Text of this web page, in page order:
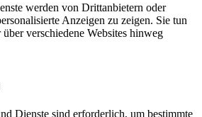
werden von Drittanbietern oder
Anzeigen zu zeigen. Sie tun
verschiedene Websites hinweg
Dienste sind erforderlich, um bestimmte